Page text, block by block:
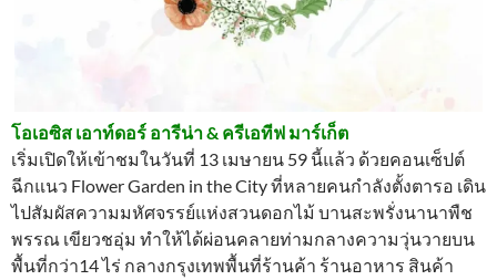
โอเอซิส เอาท์ดอร์ อารีน่า & ครีเอทีฟ มาร์เก็ต
เริ่มเปิดให้เข้าชมในวันที่ 13 เมษายน 59 นี้แล้ว ด้วยคอนเซ็ปต์
ฉีกแนว Flower Garden in the City ที่หลายคนกำลังตั้งตารอ เดิน
ไปสัมผัสความมหัศจรรย์แห่งสวนดอกไม้ บานสะพรั่งนานาพืช
พรรณ เขียวชอุ่ม ทำให้ได้ผ่อนคลายท่ามกลางความวุ่นวายบน
พื้นที่กว่า14 ไร่ กลางกรุงเทพพื้นที่ร้านค้า ร้านอาหาร สินค้า